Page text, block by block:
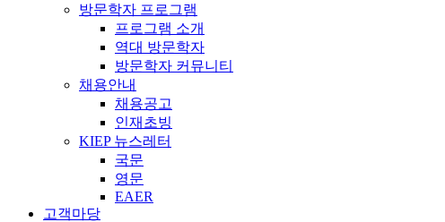
방문학자 프로그램
프로그램 소개
역대 방문학자
방문학자 커뮤니티
채용안내
채용공고
인재초빙
KIEP 뉴스레터
국문
영문
EAER
고객마당